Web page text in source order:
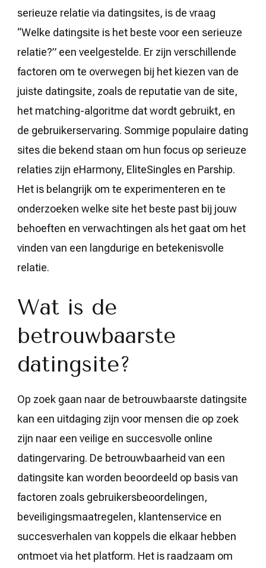
serieuze relatie via datingsites, is de vraag
“Welke datingsite is het beste voor een serieuze
relatie?” een veelgestelde. Er zijn verschillende
factoren om te overwegen bij het kiezen van de
juiste datingsite, zoals de reputatie van de site,
het matching-algoritme dat wordt gebruikt, en
de gebruikerservaring. Sommige populaire dating
sites die bekend staan om hun focus op serieuze
relaties zijn eHarmony, EliteSingles en Parship.
Het is belangrijk om te experimenteren en te
onderzoeken welke site het beste past bij jouw
behoeften en verwachtingen als het gaat om het
vinden van een langdurige en betekenisvolle
relatie.
Wat is de
betrouwbaarste
datingsite?
Op zoek gaan naar de betrouwbaarste datingsite
kan een uitdaging zijn voor mensen die op zoek
zijn naar een veilige en succesvolle online
datingervaring. De betrouwbaarheid van een
datingsite kan worden beoordeeld op basis van
factoren zoals gebruikersbeoordelingen,
beveiligingsmaatregelen, klantenservice en
succesverhalen van koppels die elkaar hebben
ontmoet via het platform. Het is raadzaam om